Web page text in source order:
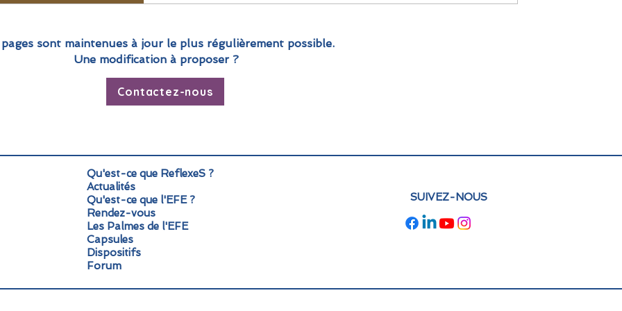
premier...
pages sont maintenues à jour le plus régulièrement possible.
Une modification à proposer ?
Contactez-nous
Qu'est-ce que ReflexeS ?
Actualités
Qu'est-ce que l'EFE ?
Rendez-vous
Les Palmes de l'EFE
Capsules
Dispositifs
Forum
SUIVEZ-NOUS